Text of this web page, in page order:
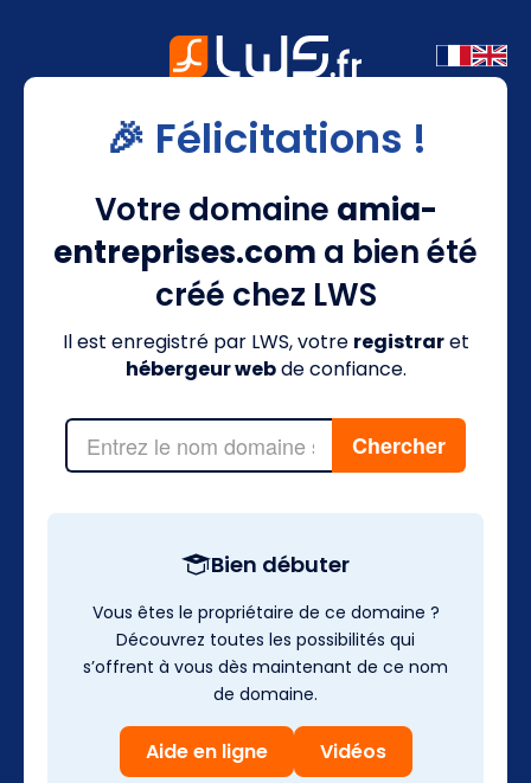
🎉 Félicitations !
Votre domaine amia-
entreprises.com a bien été
créé chez LWS
Il est enregistré par LWS, votre registraret
hébergeur webde confiance.
Bien débuter
Vous êtes le propriétaire de ce domaine ?
Découvrez toutes les possibilités qui
s’offrent à vous dès maintenant de ce nom
de domaine.
Aide en ligne Vidéos